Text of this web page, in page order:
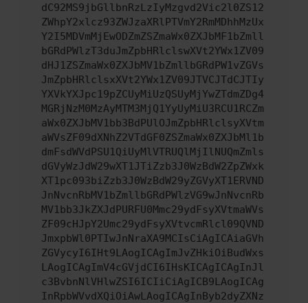
dC92MS9jbGllbnRzLzIyMzgvd2Vic2l0ZS12
ZWhpY2xlcz93ZWJzaXRlPTVmY2RmMDhhMzUx
Y2I5MDVmMjEwODZmZSZmaWx0ZXJbMF1bZmll
bGRdPWlzT3duJmZpbHRlclswXVt2YWx1ZV09
dHJ1ZSZmaWx0ZXJbMV1bZmllbGRdPW1vZGVs
JmZpbHRlclsxXVt2YWx1ZV09JTVCJTdCJTIy
YXVkYXJpc19pZCUyMiUzQSUyMjYwZTdmZDg4
MGRjNzM0MzAyMTM3MjQ1YyUyMiU3RCU1RCZm
aWx0ZXJbMV1bb3BdPUlOJmZpbHRlclsyXVtm
aWVsZF09dXNhZ2VTdGF0ZSZmaWx0ZXJbMl1b
dmFsdWVdPSU1QiUyMlVTRUQlMjIlNUQmZmls
dGVyWzJdW29wXT1JTiZzb3J0WzBdW2ZpZWxk
XT1pc093biZzb3J0WzBdW29yZGVyXT1ERVND
JnNvcnRbMV1bZmllbGRdPWlzVG9wJnNvcnRb
MV1bb3JkZXJdPURFU0Mmc29ydFsyXVtmaWVs
ZF09cHJpY2Umc29ydFsyXVtvcmRlcl09QVND
JmxpbWl0PTIwJnNraXA9MCIsCiAgICAiaGVh
ZGVycyI6IHt9LAogICAgImJvZHkiOiBudWxs
LAogICAgImV4cGVjdCI6IHsKICAgICAgInJl
c3BvbnNlVHlwZSI6ICIiCiAgICB9LAogICAg
InRpbWVvdXQiOiAwLAogICAgInByb2dyZXNz